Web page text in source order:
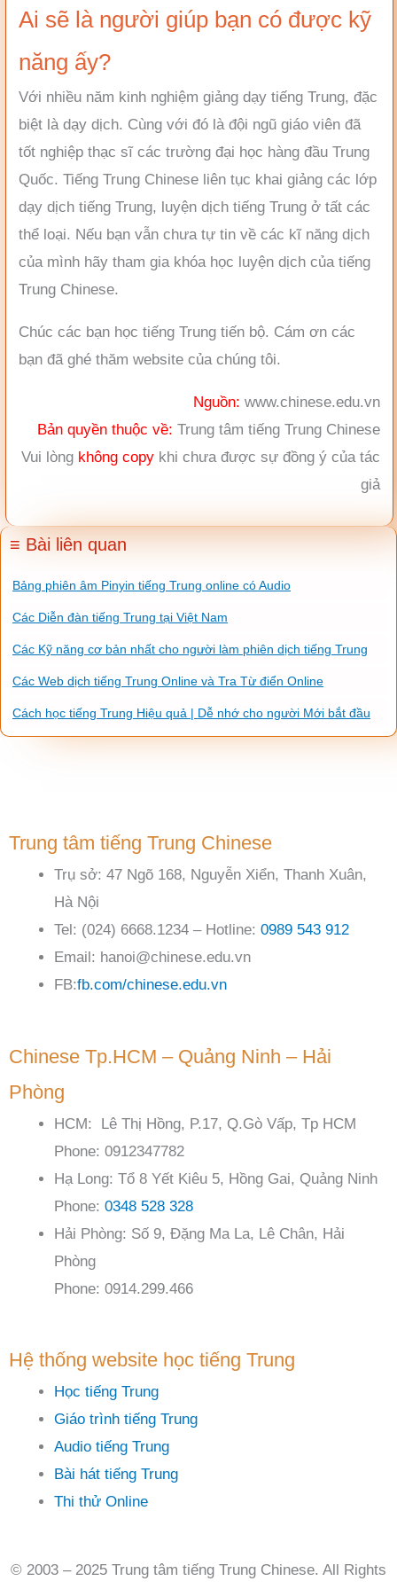
Ai sẽ là người giúp bạn có được kỹ
năng ấy?
Với nhiều năm kinh nghiệm giảng dạy tiếng Trung, đặc
biệt là dạy dịch. Cùng với đó là đội ngũ giáo viên đã
tốt nghiệp thạc sĩ các trường đại học hàng đầu Trung
Quốc. Tiếng Trung Chinese liên tục khai giảng các lớp
dạy dịch tiếng Trung, luyện dịch tiếng Trung ở tất các
thể loại. Nếu bạn vẫn chưa tự tin về các kĩ năng dịch
của mình hãy tham gia khóa học luyện dịch của tiếng
Trung Chinese.
Chúc các bạn học tiếng Trung tiến bộ. Cám ơn các
bạn đã ghé thăm website của chúng tôi.
Nguồn: www.chinese.edu.vn
Bản quyền thuộc về: Trung tâm tiếng Trung Chinese
Vui lòng không copy khi chưa được sự đồng ý của tác
giả
≡ Bài liên quan
Bảng phiên âm Pinyin tiếng Trung online có Audio
Các Diễn đàn tiếng Trung tại Việt Nam
Các Kỹ năng cơ bản nhất cho người làm phiên dịch tiếng Trung
Các Web dịch tiếng Trung Online và Tra Từ điển Online
Cách học tiếng Trung Hiệu quả | Dễ nhớ cho người Mới bắt đầu
Trung tâm tiếng Trung Chinese
Trụ sở: 47 Ngõ 168, Nguyễn Xiển, Thanh Xuân,
Hà Nội
Tel: (024) 6668.1234 – Hotline: 0989 543 912
Email: hanoi@chinese.edu.vn
FB:fb.com/chinese.edu.vn
Chinese Tp.HCM – Quảng Ninh – Hải
Phòng
HCM: Lê Thị Hồng, P.17, Q.Gò Vấp, Tp HCM
Phone: 0912347782
Hạ Long: Tổ 8 Yết Kiêu 5, Hồng Gai, Quảng Ninh
Phone: 0348 528 328
Hải Phòng: Số 9, Đặng Ma La, Lê Chân, Hải
Phòng
Phone: 0914.299.466
Hệ thống website học tiếng Trung
Học tiếng Trung
Giáo trình tiếng Trung
Audio tiếng Trung
Bài hát tiếng Trung
Thi thử Online
© 2003 – 2025 Trung tâm tiếng Trung Chinese. All Rights